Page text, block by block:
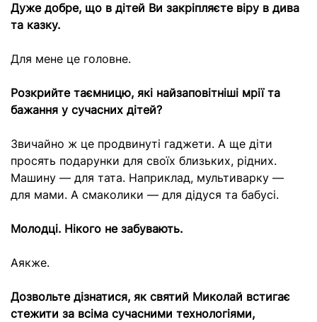
Дуже добре, що в дітей Ви закріпляєте віру в дива
та казку.
Для мене це головне.
Розкрийте таємницю, які найзаповітніші мрії та
бажання у сучасних дітей?
Звичайно ж це продвинуті гаджети. А ще діти
просять подарунки для своїх близьких, рідних.
Машину — для тата. Наприклад, мультиварку —
для мами. А смаколики — для дідуся та бабусі.
Молодці. Нікого не забувають.
Аякже.
Дозвольте дізнатися, як святий Миколай встигає
стежити за всіма сучасними технологіями,